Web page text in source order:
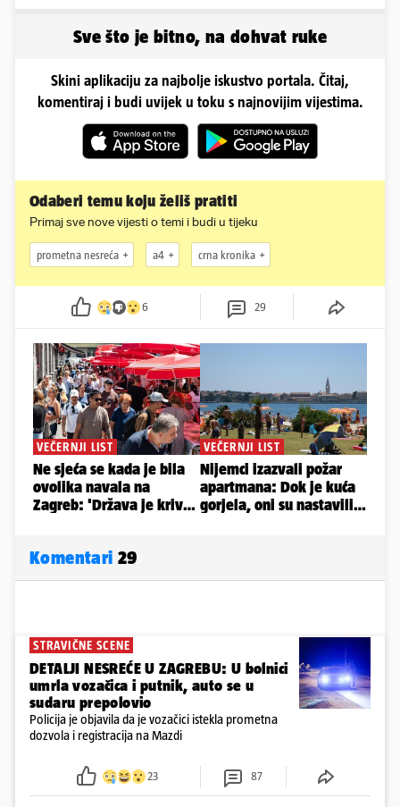
Sve što je bitno, na dohvat ruke
Skini aplikaciju za najbolje iskustvo portala. Čitaj,
komentiraj i budi uvijek u toku s najnovijim vijestima.
Odaberi temu koju želiš pratiti
Primaj sve nove vijesti o temi i budi u tijeku
prometna nesreća a4 crna kronika
6 29
Komentari 29
STRAVIČNE SCENE
DETALJI NESREĆE U ZAGREBU: U bolnici
umrla vozačica i putnik, auto se u
sudaru prepolovio
Policija je objavila da je vozačici istekla prometna
dozvola i registracija na Mazdi
23 87